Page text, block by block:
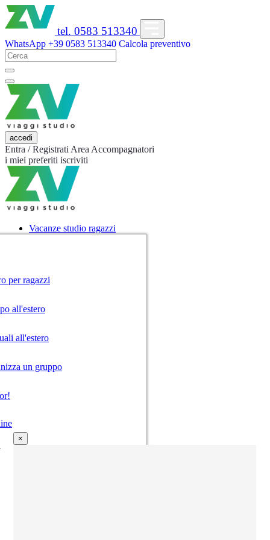
tel. 0583 513340
WhatsApp +39 0583 513340 Calcola preventivo
accedi
Entra / Registrati Area Accompagnatori
i miei preferiti iscriviti
Vacanze studio ragazzi
per ragazzi
all'estero
all'estero
un gruppo
×